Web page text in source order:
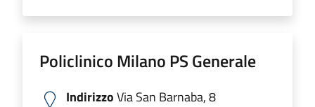
Policlinico Milano PS Generale
IndirizzoVia San Barnaba, 8